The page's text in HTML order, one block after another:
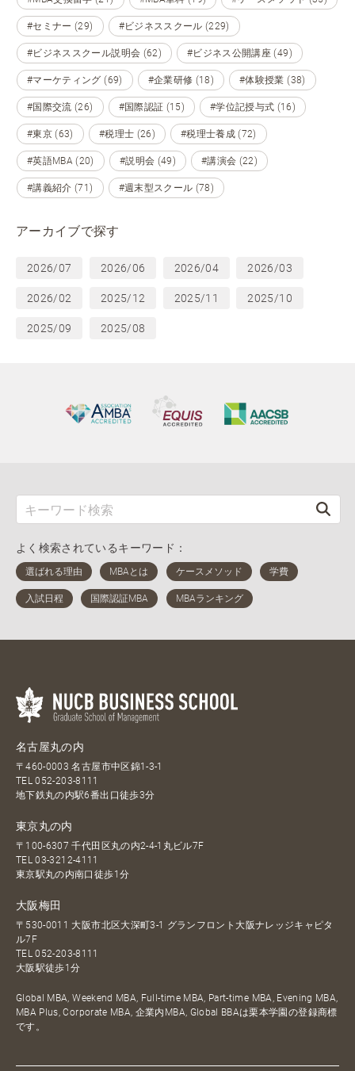
#セミナー (29) #ビジネススクール (229)
#ビジネススクール説明会 (62) #ビジネス公開講座 (49)
#マーケティング (69) #企業研修 (18) #体験授業 (38)
#国際交流 (26) #国際認証 (15) #学位記授与式 (16)
#東京 (63) #税理士 (26) #税理士養成 (72)
#英語MBA (20) #説明会 (49) #講演会 (22)
#講義紹介 (71) #週末型スクール (78)
アーカイブで探す
2026/07 2026/06 2026/04 2026/03
2026/02 2025/12 2025/11 2025/10
2025/09 2025/08
よく検索されているキーワード：
名古屋丸の内
〒460-0003 名古屋市中区錦1-3-1
TEL052-203-8111
地下鉄丸の内駅6番出口徒歩3分
東京丸の内
〒100-6307 千代田区丸の内2-4-1丸ビル7F
TEL03-3212-4111
東京駅丸の内南口徒歩1分
大阪梅田
〒530-0011 大阪市北区大深町3-1 グランフロント大阪ナレッジキャピタ
ル7F
TEL052-203-8111
大阪駅徒歩1分
Global MBA, Weekend MBA, Full-time MBA, Part-time MBA, Evening MBA,
MBA Plus, Corporate MBA, 企業内MBA, Global BBAは栗本学園の登録商標
です。